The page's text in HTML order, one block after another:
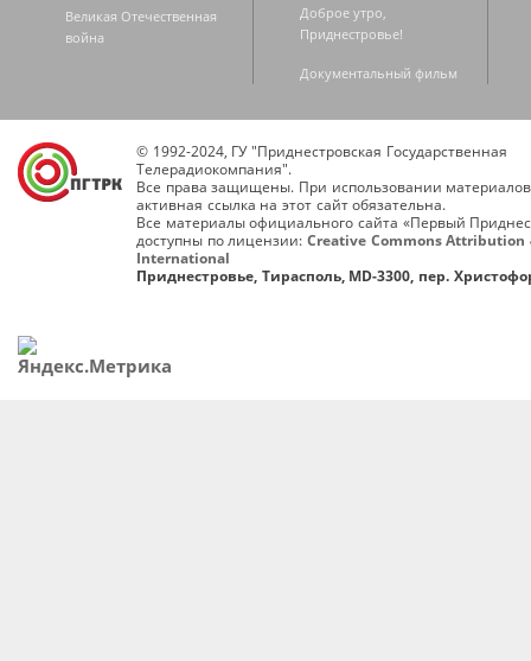
Великая Отечественная
война
Доброе утро,
Приднестровье!
Документальный фильм
© 1992-2024, ГУ "Приднестровская Государственная
Телерадиокомпания".
Все права защищены. При использовании
активная ссылка на этот сайт обязательна.
Все материалы официального сайта «Первый
доступны по лицензии: Creative Commons Attribution
International
Приднестровье, Тирасполь, MD-3300, пер.